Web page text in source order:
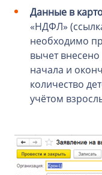
Данные в
«НДФЛ»
необходимо
вычет
начала и
количество
учётом